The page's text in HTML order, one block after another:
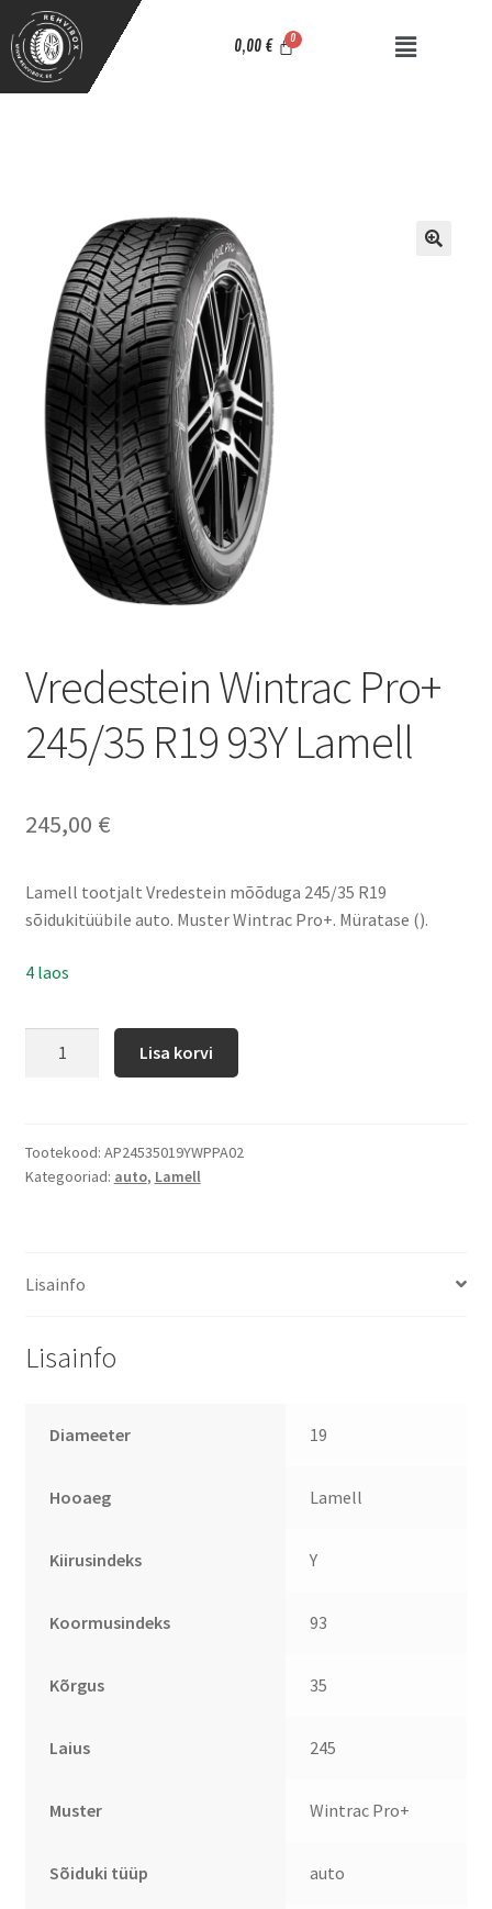
0,00 €
Vredestein Wintrac Pro+
245/35 R19 93Y Lamell
245,00 €
Lamell tootjalt Vredestein mõõduga 245/35 R19
sõidukitüübile auto. Muster Wintrac Pro+. Müratase ().
4 laos
Lisa korvi
Tootekood: AP24535019YWPPA02
Kategooriad: auto, Lamell
Lisainfo
Lisainfo
Diameeter 19
Hooaeg Lamell
Kiirusindeks Y
Koormusindeks 93
Kõrgus 35
Laius 245
Muster Wintrac Pro+
Sõiduki tüüp auto